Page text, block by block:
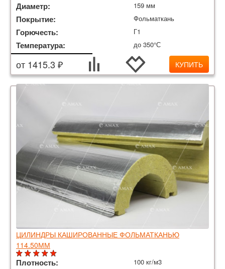
Диаметр: 159 мм
Покрытие: Фольматкань
Горючесть: Г1
Температура: до 350°С
от 1415.3 ₽ КУПИТЬ
ЦИЛИНДРЫ КАШИРОВАННЫЕ ФОЛЬМАТКАНЬЮ
114.50ММ
Плотность: 100 кг/м3